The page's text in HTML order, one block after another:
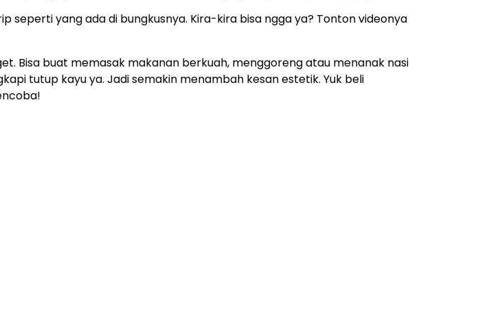
seperti yang ada di bungkusnya. Kira-kira bisa ngga ya? Tonton videonya
Bisa buat memasak makanan berkuah, menggoreng atau menanak nasi
tutup kayu ya. Jadi semakin menambah kesan estetik. Yuk beli